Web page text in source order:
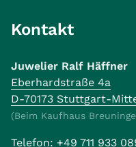
Kontakt
Juwelier Ralf Häffner
Eberhardstraße 4a
D-70173 Stuttgart-
(Beim Kaufhaus
Telefon: +49 711 933